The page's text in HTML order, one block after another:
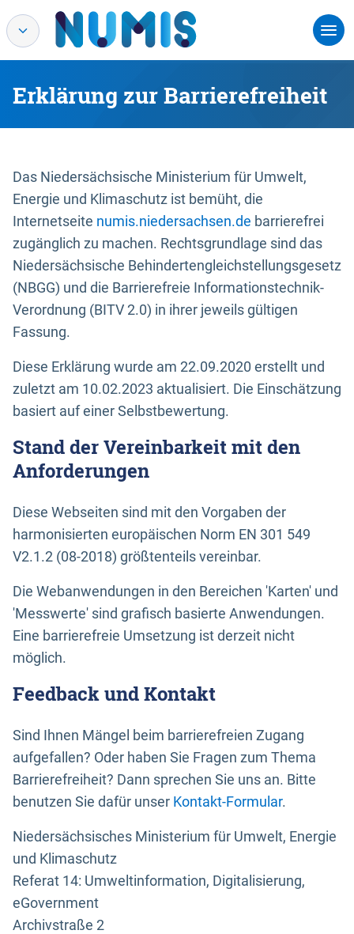
Erklärung zur Barrierefreiheit
Das Niedersächsische Ministerium für Umwelt,
Energie und Klimaschutz ist bemüht, die
Internetseite numis.niedersachsen.de barrierefrei
zugänglich zu machen. Rechtsgrundlage sind das
Niedersächsische Behindertengleichstellungsgesetz
(NBGG) und die Barrierefreie Informationstechnik-
Verordnung (BITV 2.0) in ihrer jeweils gültigen
Fassung.
Diese Erklärung wurde am 22.09.2020 erstellt und
zuletzt am 10.02.2023 aktualisiert. Die Einschätzung
basiert auf einer Selbstbewertung.
Stand der Vereinbarkeit mit den
Anforderungen
Diese Webseiten sind mit den Vorgaben der
harmonisierten europäischen Norm EN 301 549
V2.1.2 (08-2018) größtenteils vereinbar.
Die Webanwendungen in den Bereichen 'Karten' und
'Messwerte' sind grafisch basierte Anwendungen.
Eine barrierefreie Umsetzung ist derzeit nicht
möglich.
Feedback und Kontakt
Sind Ihnen Mängel beim barrierefreien Zugang
aufgefallen? Oder haben Sie Fragen zum Thema
Barrierefreiheit? Dann sprechen Sie uns an. Bitte
benutzen Sie dafür unser Kontakt-Formular.
Niedersächsisches Ministerium für Umwelt, Energie
und Klimaschutz
Referat 14: Umweltinformation, Digitalisierung,
eGovernment
Archivstraße 2